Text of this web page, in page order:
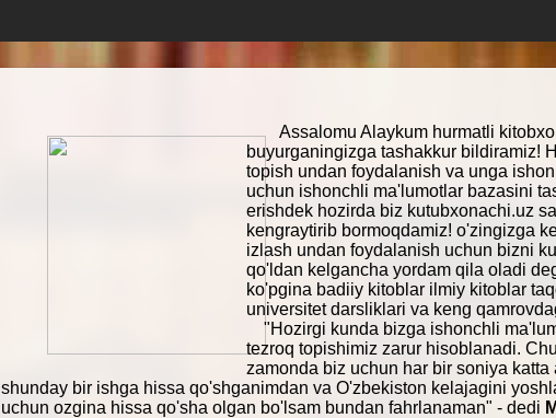
Assalomu Alaykum hurmatli
buyurganingizga tashakkur bildiramiz!
topish undan foydalanish va unga
uchun ishonchli ma'lumotlar bazasini
erishdek hozirda biz kutubxonachi.uz
kengraytirib bormoqdamiz! o'zingizga
izlash undan foydalanish uchun bizni
qo'ldan kelgancha yordam qila oladi
ko'pgina badiiy kitoblar ilmiy kitoblar
universitet darsliklari va keng
"Hozirgi kunda bizga ishonchli
tezroq topishimiz zarur hisoblanadi.
zamonda biz uchun har bir soniya
shunday bir ishga hissa qo'shganimdan va O'zbekiston kelajagini
uchun ozgina hissa qo'sha olgan bo'lsam bundan fahrlanaman" - dedi